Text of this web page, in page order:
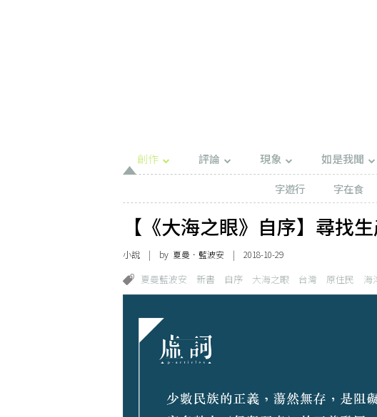
創作 評論 現象 如是我聞
字遊行
字在食
【《大海之眼》自序】尋找
小說 | by 夏曼．藍波安 | 2018-10-29
夏曼藍波安 新書 自序 大海之眼 台灣 原住民 海